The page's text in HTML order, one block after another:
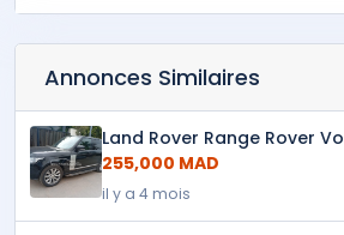
Annonces Similaires
Land Rover Range Rover
255,000 MAD
il y a 4 mois